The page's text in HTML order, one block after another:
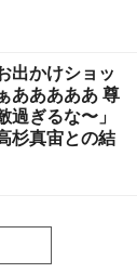
出かけショッ
あああああ 尊
過ぎるな〜」
杉真宙との結